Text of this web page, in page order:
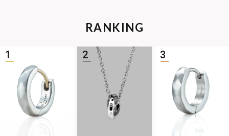
RANKING